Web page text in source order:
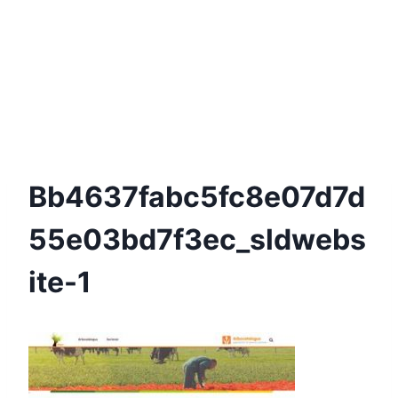
Bb4637fabc5fc8e07d7d
55e03bd7f3ec_sldwebs
Ite-1